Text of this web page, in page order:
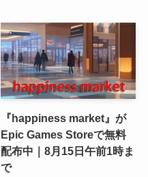
『happiness market』が
Epic Games Storeで無料
配布中｜8月15日午前1時ま
で